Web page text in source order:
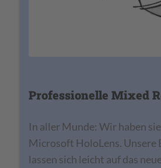
Professionelle Mixed
In aller Munde: Wir haben
Microsoft HoloLens. Unsere
lassen sich leicht auf das